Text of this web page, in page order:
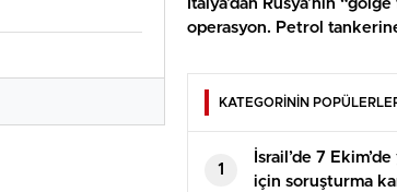
İtalya’dan Rusya’nın
operasyon. Petrol
KATEGORİNİN
1
İsrail’de 7
için soruşturma